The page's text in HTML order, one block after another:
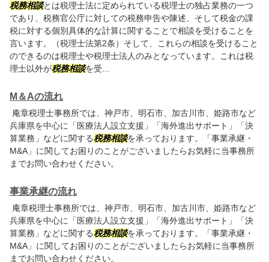
税務相談とは税理士法に定められている税理士の独占業務の一つ
であり、税務官公庁に対しての税務申告や陳述、そして税金の課
税に対する個別具体的な計算に関することで相談を受けることを
言います。（税理士法第2条）そして、これらの相談を受けること
のできるのは税理士や税理士法人のみとなっています。これは税
理士以外が税務相談を受...
M＆Aの流れ
庵章税理士事務所では、神戸市、明石市、加古川市、姫路市など
兵庫県を中心に「医療法人設立支援」「海外進出サポート」「決
算業務」などに関する税務相談を承っております。「事業承継・
M&A」に関してお困りのことがございましたらお気軽に当事務所
までお問い合わせください。
事業承継の流れ
庵章税理士事務所では、神戸市、明石市、加古川市、姫路市など
兵庫県を中心に「医療法人設立支援」「海外進出サポート」「決
算業務」などに関する税務相談を承っております。「事業承継・
M&A」に関してお困りのことがございましたらお気軽に当事務所
までお問い合わせください。